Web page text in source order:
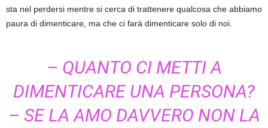
sta nel perdersi mentre si cerca di trattenere qualcosa che abbiamo
paura di dimenticare, ma che ci farà dimenticare solo di noi.
– QUANTO CI METTI A
DIMENTICARE UNA PERSONA?
– SE LA AMO DAVVERO NON LA